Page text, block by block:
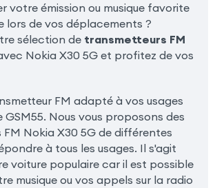
votre émission ou musique favorite
lors de vos déplacements ?
sélection de transmetteurs FM
Nokia X30 5G et profitez de vos
FM adapté à vos usages
GSM55. Nous vous proposons des
Nokia X30 5G de différentes
à tous les usages. Il s'agit
voiture populaire car il est possible
musique ou vos appels sur la radio